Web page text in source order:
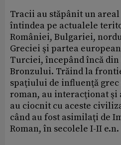
Tracii au stăpânit un areal
întindea pe actualele
României, Bulgariei,
Greciei şi partea
Turciei, începând încă din
Bronzului. Trăind la
spaţiului de influenţă grec
roman, au interacţionat şi
au ciocnit cu aceste
când au fost asimilaţi de
Roman, în secolele I-II e.n.